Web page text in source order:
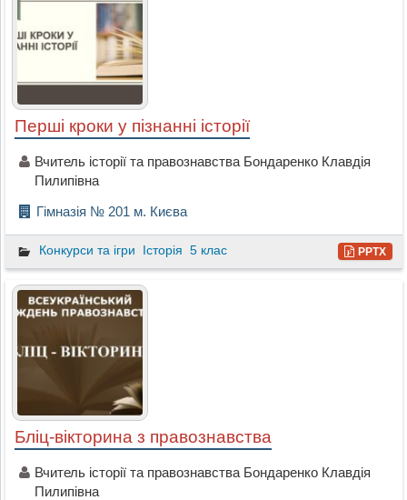
Перші кроки у пізнанні історії
Вчитель історії та правознавства Бондаренко Клавдія
Пилипівна
Гімназія № 201 м. Києва
Конкурси та ігри Історія 5 клас PPTX
Бліц-вікторина з правознавства
Вчитель історії та правознавства Бондаренко Клавдія
Пилипівна